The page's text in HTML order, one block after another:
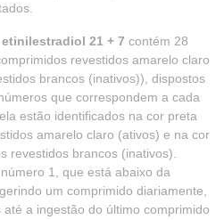
21 + 7 contém 28
revestidos amarelo claro
brancos (inativos)), dispostos
que correspondem a cada
estão identificados na cor preta
amarelo claro (ativos) e na cor
revestidos brancos (inativos).
1, que está abaixo da
um comprimido diariamente,
a ingestão do último comprimido